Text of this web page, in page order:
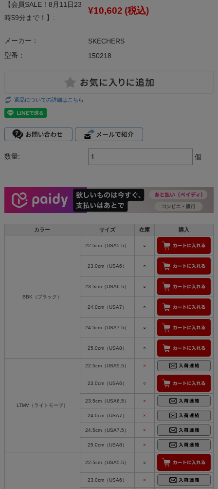
【会員SALE！8月11日23
時59分まで！】:
¥10,602 (税込)
メーカー：
SKECHERS
型番：
150218
返品についての詳細はこちら
数量: 個
カラー サイズ 在庫 購入
BBK（ブラック）
22.5cm（USA5.5） ○
23.0cm（USA6） ○
23.5cm（USA6.5） ○
24.0cm（USA7） ○
24.5cm（USA7.5） ○
25.0cm（USA8） ○
LTMV（ライトモーブ）
22.5cm（USA5.5） ×
23.0cm（USA6） ○
23.5cm（USA6.5） ×
24.0cm（USA7） ×
24.5cm（USA7.5） ×
25.0cm（USA8） ×
22.5cm（USA5.5） ○
23.0cm（USA6） ×